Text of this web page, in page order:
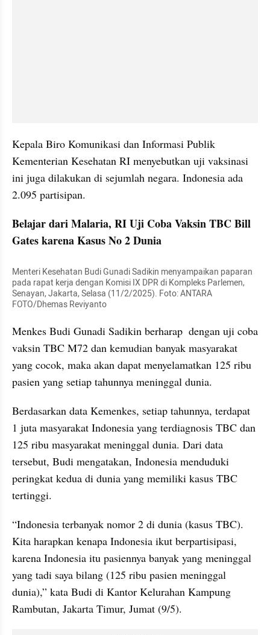
Kepala Biro Komunikasi dan Informasi Publik
Kementerian Kesehatan RI menyebutkan uji vaksinasi
ini juga dilakukan di sejumlah negara. Indonesia ada
2.095 partisipan.
Belajar dari Malaria, RI Uji Coba Vaksin TBC Bill
Gates karena Kasus No 2 Dunia
Menteri Kesehatan Budi Gunadi Sadikin menyampaikan paparan
pada rapat kerja dengan Komisi IX DPR di Kompleks Parlemen,
Senayan, Jakarta, Selasa (11/2/2025). Foto: ANTARA
FOTO/Dhemas Reviyanto
Menkes Budi Gunadi Sadikin berharap  dengan uji coba
vaksin TBC M72 dan kemudian banyak masyarakat
yang cocok, maka akan dapat menyelamatkan 125 ribu
pasien yang setiap tahunnya meninggal dunia.
Berdasarkan data Kemenkes, setiap tahunnya, terdapat
1 juta masyarakat Indonesia yang terdiagnosis TBC dan
125 ribu masyarakat meninggal dunia. Dari data
tersebut, Budi mengatakan, Indonesia menduduki
peringkat kedua di dunia yang memiliki kasus TBC
tertinggi.
“Indonesia terbanyak nomor 2 di dunia (kasus TBC).
Kita harapkan kenapa Indonesia ikut berpartisipasi,
karena Indonesia itu pasiennya banyak yang meninggal
yang tadi saya bilang (125 ribu pasien meninggal
dunia),” kata Budi di Kantor Kelurahan Kampung
Rambutan, Jakarta Timur, Jumat (9/5).